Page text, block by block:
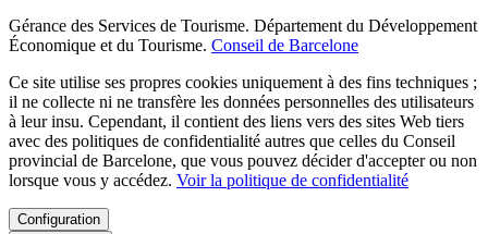
Gérance des Services de Tourisme. Département du Développement
Économique et du Tourisme. Conseil de Barcelone
Ce site utilise ses propres cookies uniquement à des fins techniques ;
il ne collecte ni ne transfère les données personnelles des utilisateurs
à leur insu. Cependant, il contient des liens vers des sites Web tiers
avec des politiques de confidentialité autres que celles du Conseil
provincial de Barcelone, que vous pouvez décider d'accepter ou non
lorsque vous y accédez. Voir la politique de confidentialité
Configuration